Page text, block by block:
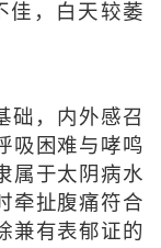
佳，白天较萎
础，内外感召
吸困难与哮鸣
属于太阴病水
牵扯腹痛符合
兼有表郁证的